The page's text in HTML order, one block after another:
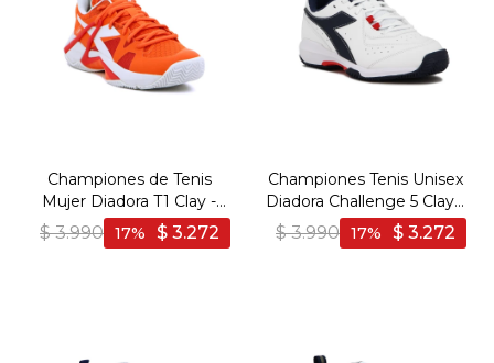
Championes de Tenis
Mujer Diadora T1 Clay -
Naranja-Blanco
$ 3.990 $ 3.272
17
Championes Tenis Unisex
Diadora Challenge 5 Clay -
Blanco-Marino
$ 3.990 $ 3.272
17